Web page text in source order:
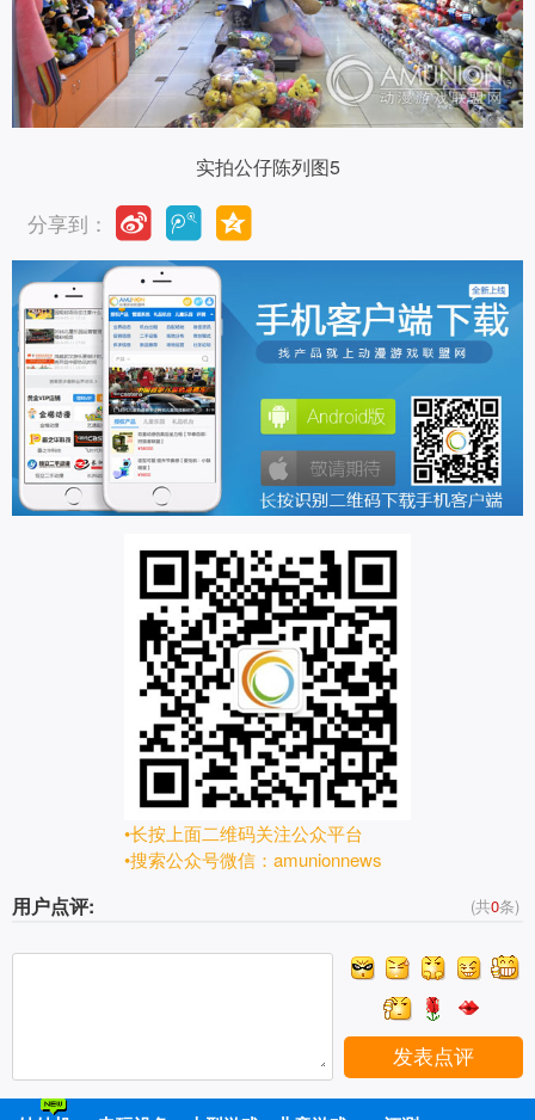
实拍公仔陈列图5
分享到：
•长按上面二维码关注公众平台
•搜索公众号微信：amunionnews
用户点评: (共0条)
发表点评